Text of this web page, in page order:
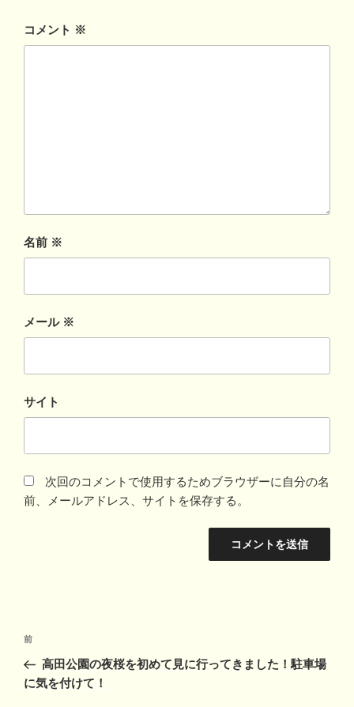
コメント ※
名前 ※
メール ※
サイト
次回のコメントで使用するためブラウザーに自分の名
前、メールアドレス、サイトを保存する。
投
ナ
前
の
投
前
高田公園の夜桜を初めて見に行ってきました！駐車場
に気を付けて！